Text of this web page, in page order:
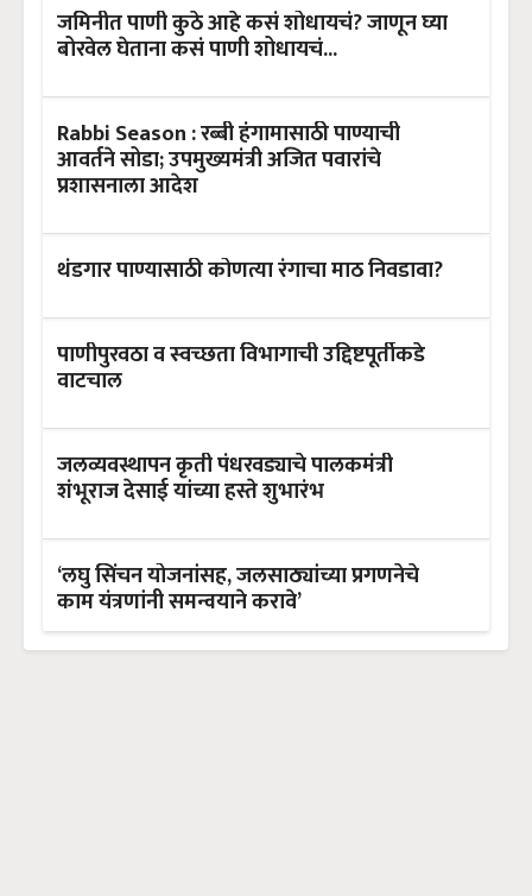
जमिनीत पाणी कुठे आहे कसं शोधायचं? जाणून घ्या
बोरवेल घेताना कसं पाणी शोधायचं...
Rabbi Season : रब्बी हंगामासाठी पाण्याची
आवर्तने सोडा; उपमुख्यमंत्री अजित पवारांचे
प्रशासनाला आदेश
थंडगार पाण्यासाठी कोणत्या रंगाचा माठ निवडावा?
पाणीपुरवठा व स्वच्छता विभागाची उद्दिष्टपूर्तीकडे
वाटचाल
जलव्यवस्थापन कृती पंधरवड्याचे पालकमंत्री
शंभूराज देसाई यांच्या हस्ते शुभारंभ
‘लघु सिंचन योजनांसह, जलसाठ्यांच्या प्रगणनेचे
काम यंत्रणांनी समन्वयाने करावे’